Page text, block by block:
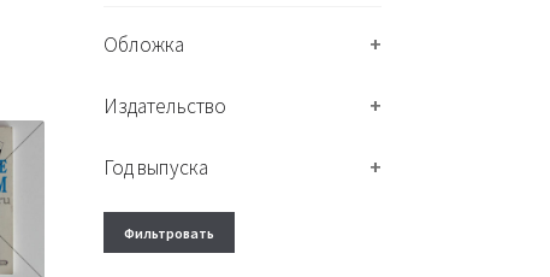
Обложка +
Издательство +
Год выпуска +
Фильтровать